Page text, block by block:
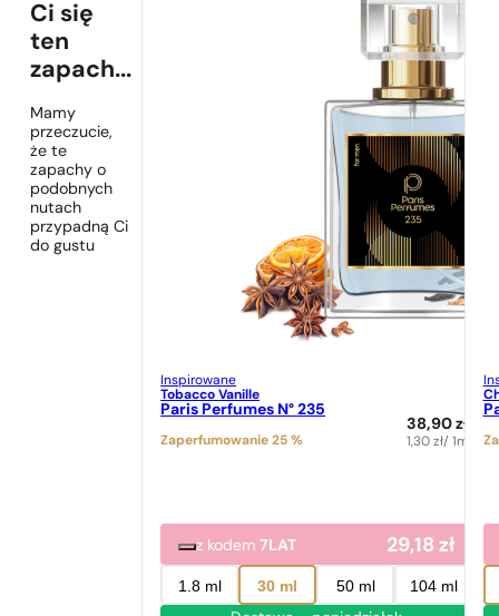
Ci się
ten
zapach...
Mamy
przeczucie,
że te
zapachy o
podobnych
nutach
przypadną Ci
do gustu
Inspirowane
Tobacco Vanille
Paris Perfumes N° 235
Zaperfumowanie 25 %
38,90zł
1,30zł/ 1ml
z kodem7LAT 29,18zł
1.8 ml 30 ml 50 ml 104 ml